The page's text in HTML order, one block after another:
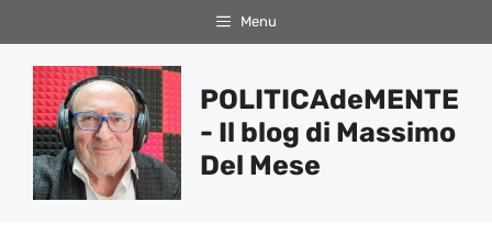
al
contenuto
Menu
POLITICAdeMENTE
- Il blog di Massimo
Del Mese